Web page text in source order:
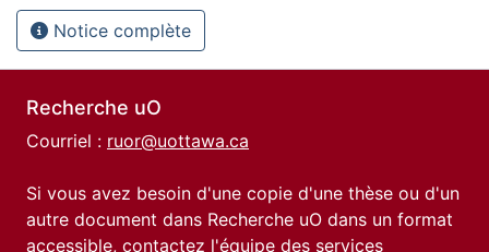
Notice complète
Recherche uO
Courriel : ruor@uottawa.ca
Si vous avez besoin d'une copie d'une thèse ou d'un
autre document dans Recherche uO dans un format
accessible, contactez l'équipe des services